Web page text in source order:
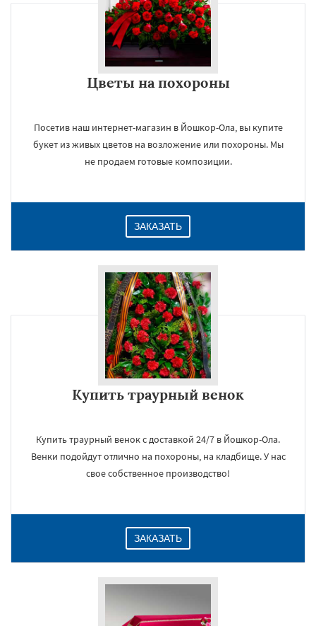
Цветы на похороны
Посетив наш интернет-магазин в Йошкор-Ола, вы купите
букет из живых цветов на возложение или похороны. Мы
не продаем готовые композиции.
ЗАКАЗАТЬ
Купить траурный венок
Купить траурный венок с доставкой 24/7 в Йошкор-Ола.
Венки подойдут отлично на похороны, на кладбище. У нас
свое собственное производство!
ЗАКАЗАТЬ